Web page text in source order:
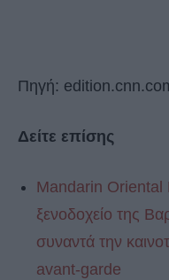
Πηγή:
Δείτε επίσης
Mandarin Oriental
ξενοδοχείο της
συναντά την
avant-garde